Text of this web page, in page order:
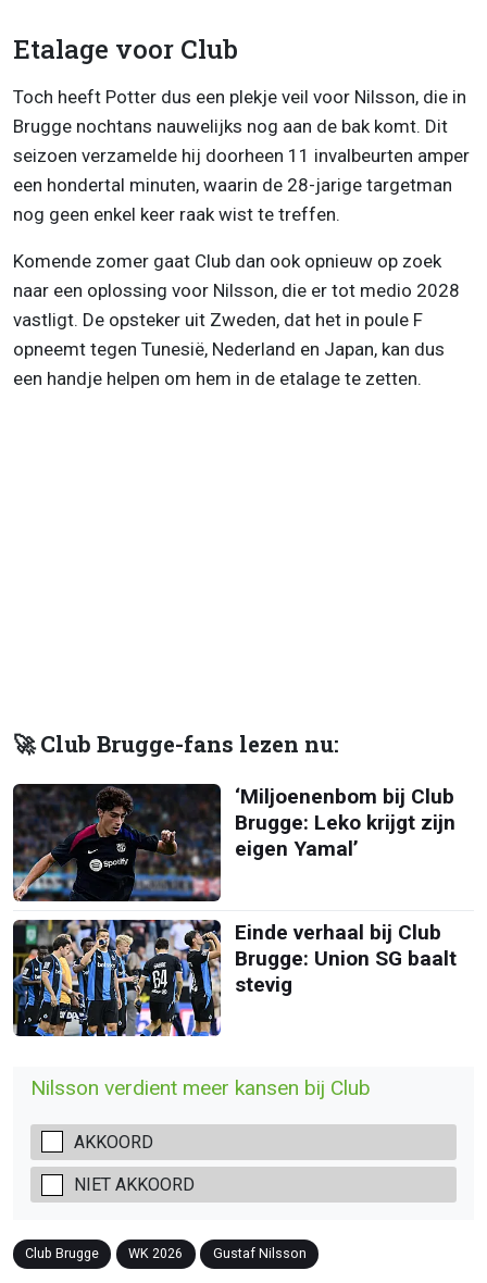
Etalage voor Club
Toch heeft Potter dus een plekje veil voor Nilsson, die in
Brugge nochtans nauwelijks nog aan de bak komt. Dit
seizoen verzamelde hij doorheen 11 invalbeurten amper
een hondertal minuten, waarin de 28-jarige targetman
nog geen enkel keer raak wist te treffen.
Komende zomer gaat Club dan ook opnieuw op zoek
naar een oplossing voor Nilsson, die er tot medio 2028
vastligt. De opsteker uit Zweden, dat het in poule F
opneemt tegen Tunesië, Nederland en Japan, kan dus
een handje helpen om hem in de etalage te zetten.
🚀 Club Brugge-fans lezen nu:
‘Miljoenenbom bij Club
Brugge: Leko krijgt zijn
eigen Yamal’
Einde verhaal bij Club
Brugge: Union SG baalt
stevig
Nilsson verdient meer kansen bij Club
AKKOORD
NIET AKKOORD
Club Brugge WK 2026 Gustaf Nilsson